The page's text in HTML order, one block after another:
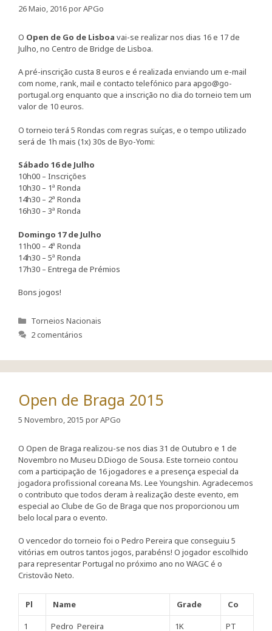
26 Maio, 2016porAPGo
O Open de Go de Lisboa vai-se realizar nos dias 16 e 17 de
Julho, no Centro de Bridge de Lisboa.
A pré-inscrição custa 8 euros e é realizada enviando um e-mail
com nome, rank, mail e contacto telefónico para apgo@go-
portugal.org enquanto que a inscrição no dia do torneio tem um
valor de 10 euros.
O torneio terá 5 Rondas com regras suíças, e o tempo utilizado
será de 1h mais (1x) 30s de Byo-Yomi:
Sábado 16 de Julho
10h00 – Inscrições
10h30 – 1ª Ronda
14h30 – 2ª Ronda
16h30 – 3ª Ronda
Domingo 17 de Julho
11h00 – 4ª Ronda
14h30 – 5ª Ronda
17h30 – Entrega de Prémios
Bons jogos!
Categorias
Torneios Nacionais
2 comentários
Open de Braga 2015
5 Novembro, 2015 porAPGo
O Open de Braga realizou-se nos dias 31 de Outubro e 1 de
Novembro no Museu D.Diogo de Sousa. Este torneio contou
com a participação de 16 jogadores e a presença especial da
jogadora profissional coreana Ms. Lee Youngshin. Agradecemos
o contributo que todos deram à realização deste evento, em
especial ao Clube de Go de Braga que nos proporcionou um
belo local para o evento.
O vencedor do torneio foi o Pedro Pereira que conseguiu 5
vitórias em outros tantos jogos, parabéns! O jogador escolhido
para representar Portugal no próximo ano no WAGC é o
Cristovão Neto.
Pl Name Grade
Co
1
Pedro Pereira 1K
PT